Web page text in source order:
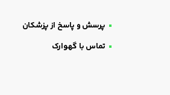
پرسش و پاسخ از پزشکان
تماس با گهوارک